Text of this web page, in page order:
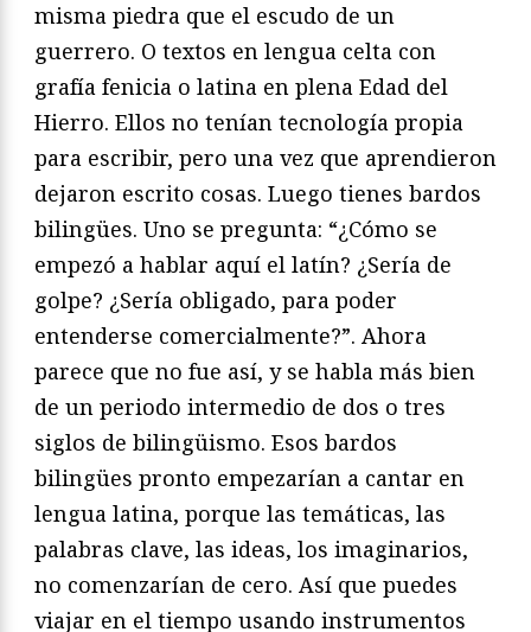
misma piedra que el escudo de un
guerrero. O textos en lengua celta con
grafía fenicia o latina en plena Edad del
Hierro. Ellos no tenían tecnología propia
para escribir, pero una vez que aprendieron
dejaron escrito cosas. Luego tienes bardos
bilingües. Uno se pregunta: “¿Cómo se
empezó a hablar aquí el latín? ¿Sería de
golpe? ¿Sería obligado, para poder
entenderse comercialmente?”. Ahora
parece que no fue así, y se habla más bien
de un periodo intermedio de dos o tres
siglos de bilingüismo. Esos bardos
bilingües pronto empezarían a cantar en
lengua latina, porque las temáticas, las
palabras clave, las ideas, los imaginarios,
no comenzarían de cero. Así que puedes
viajar en el tiempo usando instrumentos